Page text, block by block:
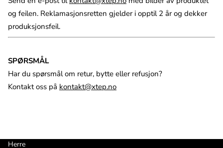
og feilen. Reklamasjonsretten gjelder i opptil 2 år og dekker
produksjonsfeil.
SPØRSMÅL
Har du spørsmål om retur, bytte eller refusjon?
Kontakt oss på kontakt@xtep.no
Herre